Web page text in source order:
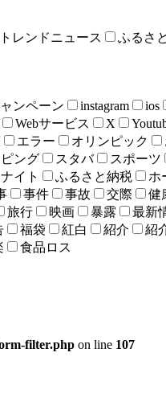
トレンドニュース ふるさ
ンペーン instagram ios
Webサービス X
エラー オリンピック
ング スタバ スポーツ
イト ふるさと納税 ホ
事件 事故 交際 健
旅行 映画 暴露 最新
福袋 紅白 紹介 紹
食品ロス
filter.php on line 107